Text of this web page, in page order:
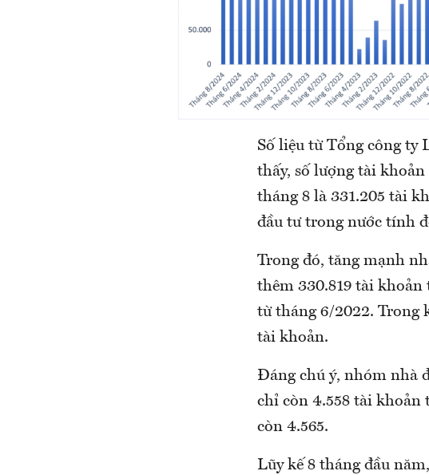
Số liệu từ Tổng công ty
thấy, số lượng tài
tháng 8 là 331.205 tài
đầu tư trong nước tính
Trong đó, tăng mạnh
thêm 330.819 tài
từ tháng 6/2022. Trong
tài khoản.
Đáng chú ý, nhóm nhà
chỉ còn 4.558 tài
còn 4.565.
Lũy kế 8 tháng đầu